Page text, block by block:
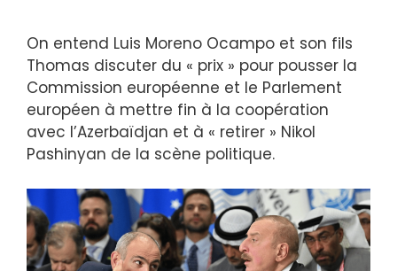
On entend Luis Moreno Ocampo et son fils
Thomas discuter du « prix » pour pousser la
Commission européenne et le Parlement
européen à mettre fin à la coopération
avec l’Azerbaïdjan et à « retirer » Nikol
Pashinyan de la scène politique.